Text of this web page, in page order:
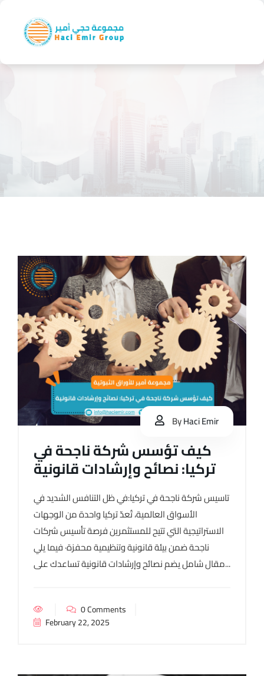
ByHaci Emir
كيف تؤسس شركة ناجحة في
تركيا: نصائح وإرشادات قانونية
تاسيس شركة ناجحة في تركيا:في ظل التنافس الشديد في
الأسواق العالمية، تُعدّ تركيا واحدة من الوجهات
الاستراتيجية التي تتيح للمستثمرين فرصة تأسيس شركات
ناجحة ضمن بيئة قانونية وتنظيمية محفزة· فيما يلي
مقال شامل يضم نصائح وإرشادات قانونية تساعدك على...
0 Comments
February 22, 2025